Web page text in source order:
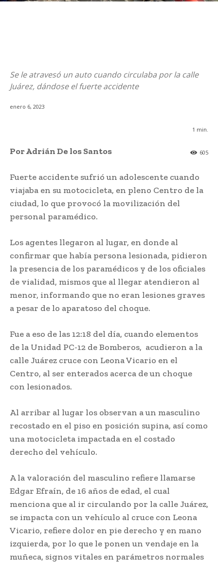
Se le atravesó un auto cuando circulaba por la calle
Juárez, dándose el fuerte accidente
enero 6, 2023
1 min.
605
Por Adrián De los Santos
Fuerte accidente sufrió un adolescente cuando
viajaba en su motocicleta, en pleno Centro de la
ciudad, lo que provocó la movilización del
personal paramédico.
Los agentes llegaron al lugar, en donde al
confirmar que había persona lesionada, pidieron
la presencia de los paramédicos y de los oficiales
de vialidad, mismos que al llegar atendieron al
menor, informando que no eran lesiones graves
a pesar de lo aparatoso del choque.
Fue a eso de las 12:18 del día, cuando elementos
de la Unidad PC-12 de Bomberos, acudieron a la
calle Juárez cruce con Leona Vicario en el
Centro, al ser enterados acerca de un choque
con lesionados.
Al arribar al lugar los observan a un masculino
recostado en el piso en posición supina, así como
una motocicleta impactada en el costado
derecho del vehículo.
A la valoración del masculino refiere llamarse
Edgar Efraín, de 16 años de edad, el cual
menciona que al ir circulando por la calle Juárez,
se impacta con un vehículo al cruce con Leona
Vicario, refiere dolor en pie derecho y en mano
izquierda, por lo que le ponen un vendaje en la
muñeca, signos vitales en parámetros normales